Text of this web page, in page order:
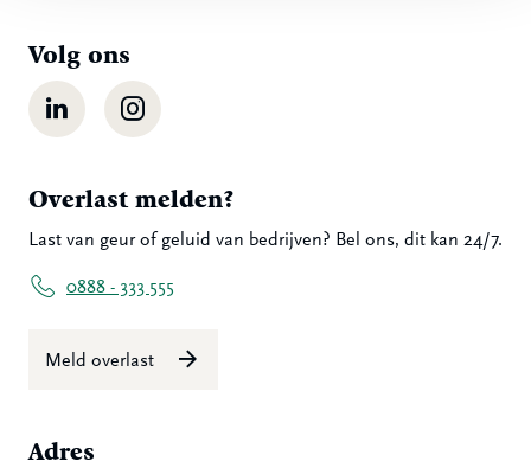
Volg ons
LinkedIn Instagram
Overlast melden?
Last van geur of geluid van bedrijven? Bel ons, dit kan 24/7.
0888 - 333 555
Meld overlast
Adres